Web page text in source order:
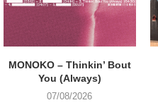
MONOKO – Thinkin’ Bout
You (Always)
07/08/2026